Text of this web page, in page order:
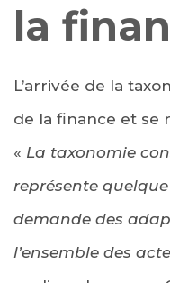
la
L’arrivée de la
de la finance et se
« La taxonomie
représente
demande des
l’ensemble des